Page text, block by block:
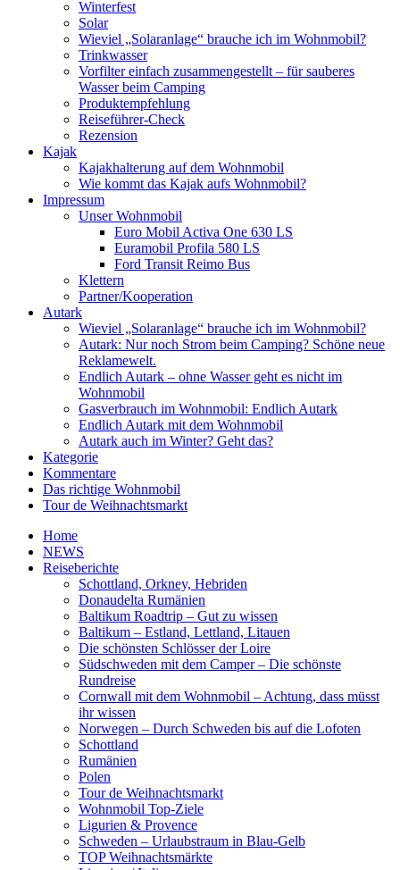
Winterfest
Solar
Wieviel „Solaranlage“ brauche ich im Wohnmobil?
Trinkwasser
Vorfilter einfach zusammengestellt – für sauberes
Wasser beim Camping
Produktempfehlung
Reiseführer-Check
Rezension
Kajak
Kajakhalterung auf dem Wohnmobil
Wie kommt das Kajak aufs Wohnmobil?
Impressum
Unser Wohnmobil
Euro Mobil Activa One 630 LS
Euramobil Profila 580 LS
Ford Transit Reimo Bus
Klettern
Partner/Kooperation
Autark
Wieviel „Solaranlage“ brauche ich im Wohnmobil?
Autark: Nur noch Strom beim Camping? Schöne neue
Reklamewelt.
Endlich Autark – ohne Wasser geht es nicht im
Wohnmobil
Gasverbrauch im Wohnmobil: Endlich Autark
Endlich Autark mit dem Wohnmobil
Autark auch im Winter? Geht das?
Kategorie
Kommentare
Das richtige Wohnmobil
Tour de Weihnachtsmarkt
Home
NEWS
Reiseberichte
Schottland, Orkney, Hebriden
Donaudelta Rumänien
Baltikum Roadtrip – Gut zu wissen
Baltikum – Estland, Lettland, Litauen
Die schönsten Schlösser der Loire
Südschweden mit dem Camper – Die schönste
Rundreise
Cornwall mit dem Wohnmobil – Achtung, dass müsst
ihr wissen
Norwegen – Durch Schweden bis auf die Lofoten
Schottland
Rumänien
Polen
Tour de Weihnachtsmarkt
Wohnmobil Top-Ziele
Ligurien & Provence
Schweden – Urlaubstraum in Blau-Gelb
TOP Weihnachtsmärkte